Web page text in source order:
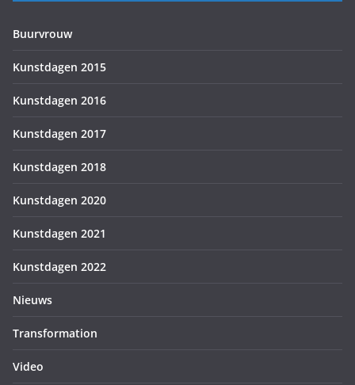
Buurvrouw
Kunstdagen 2015
Kunstdagen 2016
Kunstdagen 2017
Kunstdagen 2018
Kunstdagen 2020
Kunstdagen 2021
Kunstdagen 2022
Nieuws
Transformation
Video